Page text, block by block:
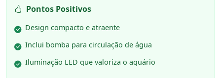
Pontos Positivos
Design compacto e atraente
Inclui bomba para circulação de água
Iluminação LED que valoriza o aquário